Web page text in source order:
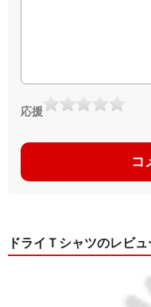
応援
コ
ドライＴシャツのレビュ